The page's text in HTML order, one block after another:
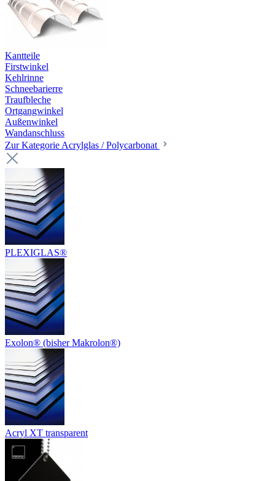
Kantteile
Firstwinkel
Kehlrinne
Schneebarierre
Traufbleche
Ortgangwinkel
Außenwinkel
Wandanschluss
Zur Kategorie Acrylglas / Polycarbonat
PLEXIGLAS®
Exolon® (bisher Makrolon®)
Acryl XT transparent